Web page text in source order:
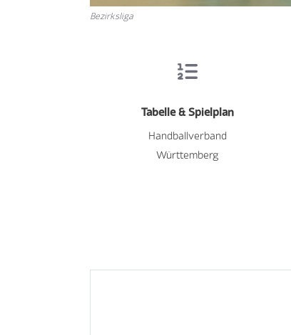
Bezirksliga
Tabelle & Spielplan
Handballverband
Württemberg